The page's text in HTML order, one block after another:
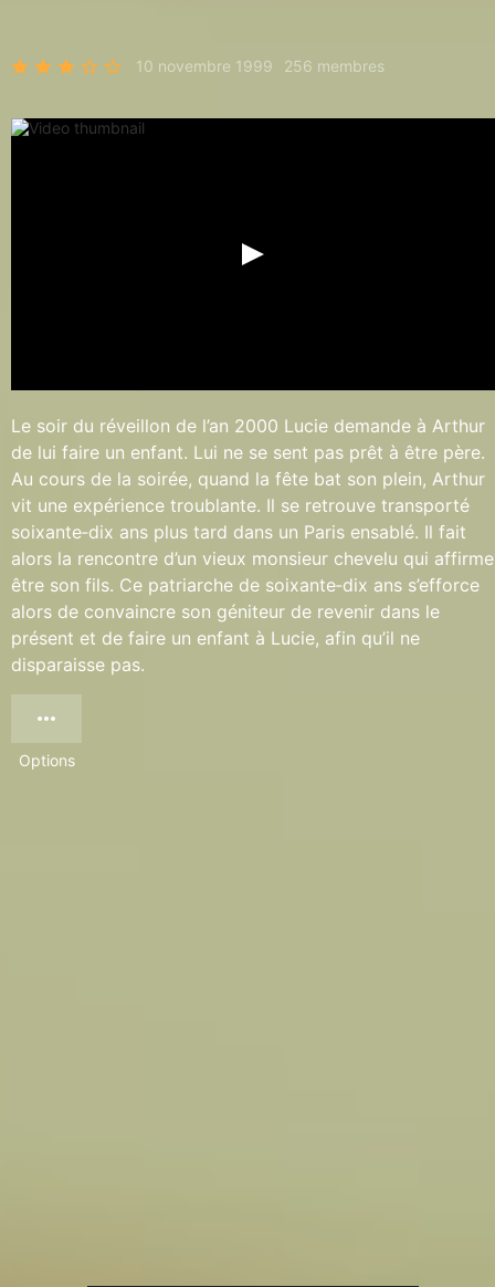
10 novembre 1999 256 membres
Le soir du réveillon de l’an 2000 Lucie demande à Arthur
de lui faire un enfant. Lui ne se sent pas prêt à être père.
Au cours de la soirée, quand la fête bat son plein, Arthur
vit une expérience troublante. Il se retrouve transporté
soixante‐dix ans plus tard dans un Paris ensablé. Il fait
alors la rencontre d’un vieux monsieur chevelu qui affirme
être son fils. Ce patriarche de soixante‐dix ans s’efforce
alors de convaincre son géniteur de revenir dans le
présent et de faire un enfant à Lucie, afin qu’il ne
disparaisse pas.
Options